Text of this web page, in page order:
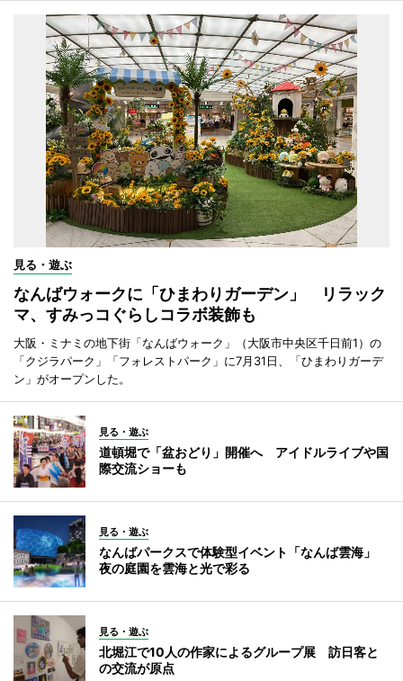
見る・遊ぶ
なんばウォークに「ひまわりガーデン」 リラック
マ、すみっコぐらしコラボ装飾も
大阪・ミナミの地下街「なんばウォーク」（大阪市中央区千日前1）の
「クジラパーク」「フォレストパーク」に7月31日、「ひまわりガーデ
ン」がオープンした。
見る・遊ぶ
道頓堀で「盆おどり」開催へ アイドルライブや国
際交流ショーも
見る・遊ぶ
なんばパークスで体験型イベント「なんば雲海」
夜の庭園を雲海と光で彩る
見る・遊ぶ
北堀江で10人の作家によるグループ展 訪日客と
の交流が原点